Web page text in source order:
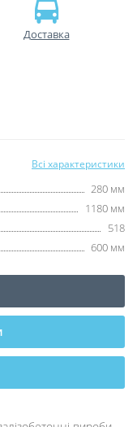
Доставка
Всі характеристики
280 мм
1180 мм
518
600 мм